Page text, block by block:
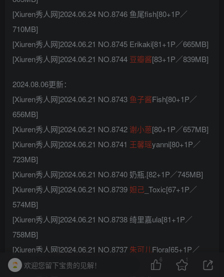
[Xiuren秀人网]2024.06.24 NO.8746 鱼尾fish[80+1P／
710MB]
[Xiuren秀人网]2024.06.21 NO.8745 Erikaki[81+1P／665MB]
[Xiuren秀人网]2024.06.21 NO.8744 豆瓣酱[83+1P／839MB]
2024.08.06更新：
[Xiuren秀人网]2024.06.21 NO.8743 鱼子酱Fish[80+1P／
656MB]
[Xiuren秀人网]2024.06.21 NO.8742谢小蒽[80+1P／657MB]
[Xiuren秀人网]2024.06.21 NO.8741 王馨瑶yanni[80+1P／
723MB]
[Xiuren秀人网]2024.06.21 NO.8740 奶瓶.[82+1P／745MB]
[Xiuren秀人网]2024.06.21 NO.8739妲己 _Toxic[67+1P／
574MB]
[Xiuren秀人网]2024.06.21 NO.8738 绮里嘉ula[81+1P／
758MB]
[Xiuren秀人网]2024.06.21 NO.8737 朱可儿Flora[65+1P／
597MB]欢迎您留下宝贵的见解！
6 1